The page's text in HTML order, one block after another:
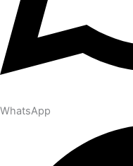
WhatsApp